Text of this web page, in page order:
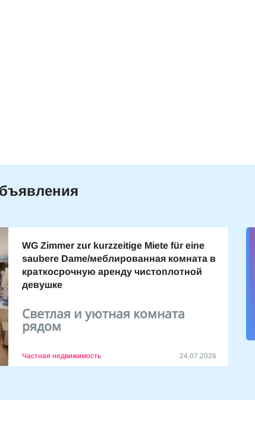
WG Zimmer zur kurzzeitige Miete für eine
saubere Dame/меблированная комната в
краткосрочную аренду чистоплотной
девушке
Светлая и уютная комната
рядом
Частная недвижимость 24.07.2026